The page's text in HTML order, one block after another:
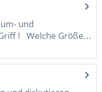
und
! Welche Größe...